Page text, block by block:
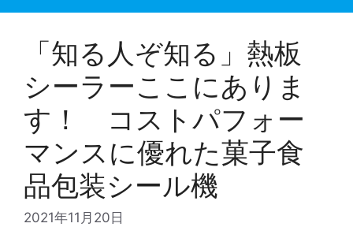
「知る人ぞ知る」熱板
シーラーここにありま
す！ コストパフォー
マンスに優れた菓子食
品包装シール機
2021年11月20日